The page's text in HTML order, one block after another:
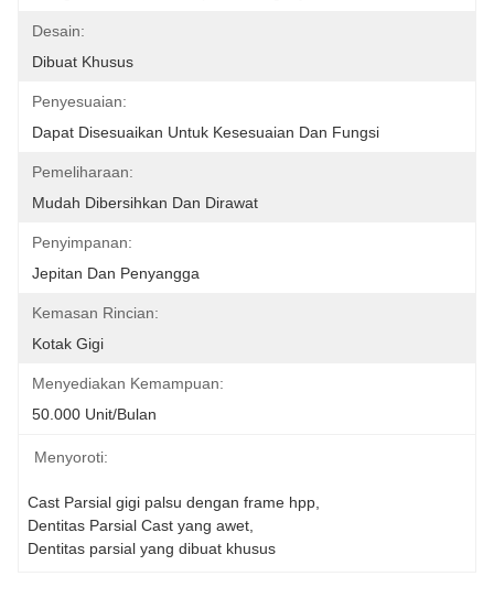
Desain:
Dibuat Khusus
Penyesuaian:
Dapat Disesuaikan Untuk Kesesuaian Dan Fungsi
Pemeliharaan:
Mudah Dibersihkan Dan Dirawat
Penyimpanan:
Jepitan Dan Penyangga
Kemasan Rincian:
Kotak Gigi
Menyediakan Kemampuan:
50.000 Unit/bulan
Menyoroti:
Cast Parsial gigi palsu dengan frame hpp
Dentitas Parsial Cast yang awet
Dentitas parsial yang dibuat khusus